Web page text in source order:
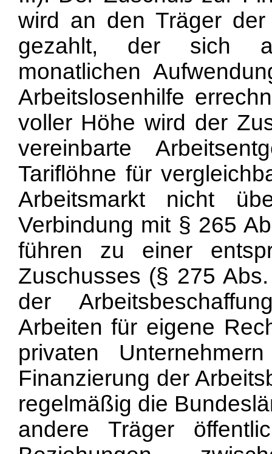
wird an den Träger
gezahlt, der sich
monatlichen
Arbeitslosenhilfe
voller Höhe wird der
vereinbarte
Tariflöhne für
Arbeitsmarkt nicht
Verbindung mit § 265
führen zu einer
Zuschusses (§ 275
der
Arbeiten für eigene
privaten
Finanzierung der
regelmäßig die
andere Träger